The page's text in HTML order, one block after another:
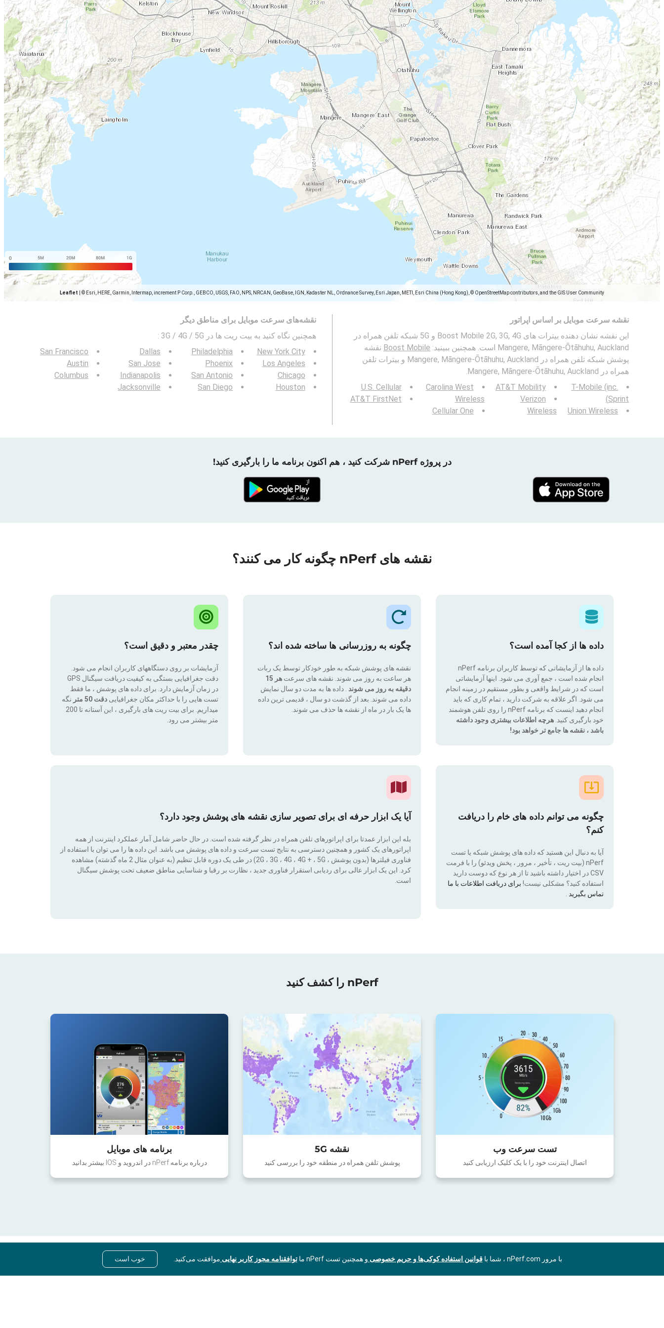
Leaflet © Esri, HERE, Garmin, Intermap, increment P Corp., GEBCO, USGS, FAO, NPS, NRCAN, GeoBase, IGN, Kadaster NL, Ordnance Survey, Esri Japan, METI, Esri China (Hong Kong), © OpenStreetMap contributors, and the GIS User Community
نقشه سرعت موبایل بر اساس اپراتور
این نقشه نشان دهنده بیترات های Boost Mobile 2G, 3G, 4G و 5G شبکه تلفن همراه در
Mangere, Māngere-Ōtāhuhu, Auckland است. همچنین ببینید:
Boost Mobile نقشه
پوشش شبکه تلفن همراه در Mangere, Māngere-Ōtāhuhu, Auckland و بیترات تلفن
همراه در Mangere, Māngere-Ōtāhuhu, Auckland.
T-Mobile (inc.
Sprint)
Union Wireless
AT&T Mobility
Verizon
Wireless
Carolina West
Wireless
Cellular One
U.S. Cellular
AT&T FirstNet
نقشه‌های سرعت موبایل برای مناطق دیگر
همچنین نگاه کنید به بیت ریت ها در 3G / 4G / 5G
:
New York City
Los Angeles
Chicago
Houston
Philadelphia
Phoenix
San Antonio
San Diego
Dallas
San Jose
Indianapolis
Jacksonville
San Francisco
Austin
Columbus
در پروژه nPerf شرکت کنید ، هم اکنون برنامه ما را بارگیری کنید!
نقشه های nPerf چگونه کار می کنند؟
داده ها از کجا آمده است؟
داده ها از آزمایشاتی که توسط کاربران برنامه nPerf
انجام شده است ، جمع آوری می شود. اینها آزمایشاتی
است که در شرایط واقعی و بطور مستقیم در زمینه انجام
می شود. اگر علاقه به شرکت دارید ، تمام کاری که باید
انجام دهید اینست که برنامه nPerf را روی تلفن هوشمند
خود بارگیری کنید. هرچه اطلاعات بیشتری وجود داشته
باشد ، نقشه ها جامع تر خواهد بود!
چگونه به روزرسانی ها ساخته شده اند؟
نقشه های پوشش شبکه به طور خودکار توسط یک ربات
هر ساعت به روز می شوند. نقشه های سرعت
هر 15
دقیقه به روز می شوند
. داده ها به مدت دو سال نمایش
داده می شوند. بعد از گذشت دو سال ، قدیمی ترین داده
ها یک بار در ماه از نقشه ها حذف می شوند.
چقدر معتبر و دقیق است؟
آزمایشات بر روی دستگاههای کاربران انجام می شود.
دقت جغرافیایی بستگی به کیفیت دریافت سیگنال GPS
در زمان آزمایش دارد. برای داده های پوشش ، ما فقط
تست هایی را با حداکثر مکان جغرافیایی دقت 50 متر
نگه
میداریم. برای بیت ریت های بارگیری ، این آستانه تا 200
متر بیشتر می رود.
چگونه می توانم داده های خام را دریافت
کنم؟
آیا به دنبال این هستید که داده های پوشش شبکه یا تست
nPerf (بیت ریت ، تأخیر ، مرور ، پخش ویدئو) را با فرمت
CSV در اختیار داشته باشید تا از هر نوع که دوست دارید
استفاده کنید؟ مشکلی نیست! برای دریافت اطلاعات با ما
تماس بگیرید
آیا یک ابزار حرفه ای برای تصویر سازی نقشه های پوشش وجود دارد؟
بله این ابزار عمدتا برای اپراتورهای تلفن همراه در نظر گرفته شده است. در حال حاضر شامل آمار عملکرد اینترنت از همه
اپراتورهای یک کشور و همچنین دسترسی به نتایج تست سرعت و داده های پوشش می باشد. این داده ها را می توان با استفاده از
فناوری فیلترها (بدون پوشش ، 2G ، 3G ، 4G ، 4G + ، 5G) در طی یک دوره قابل تنظیم (به عنوان مثال 2 ماه گذشته) مشاهده
کرد. این یک ابزار عالی برای ردیابی استقرار فناوری جدید ، نظارت بر رقبا و شناسایی مناطق ضعیف تحت پوشش سیگنال
است.
nPerf را کشف کنید
تست سرعت وب
اتصال اینترنت خود را با یک کلیک ارزیابی کنید
نقشه 5G
پوشش تلفن همراه در منطقه خود را بررسی کنید
برنامه های موبایل
درباره برنامه nPerf در اندروید و IOS بیشتر بدانید
با مرور nPerf.com ، شما با قوانین استفاده کوکی‌ها و حریم خصوصی و همچنین تست nPerf ما توافقنامه مجوز کاربر نهایی موافقت می‌کنید. خوب است